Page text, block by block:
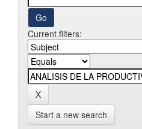
Current filters:
Start a new search